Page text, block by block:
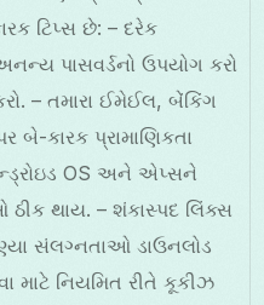
ટિપ્સ છે: – દરેક
પાસવર્ડનો ઉપયોગ કરો
– તમારા ઈમેઈલ, બેંકિંગ
બે-કારક પ્રામાણિકતા
OS અને એપ્સને
ઠીક થાય. – શંકાસ્પદ લિંક્સ
સંલગ્નતાઓ ડાઉનલોડ
માટે નિયમિત રીતે કૂકીઝ